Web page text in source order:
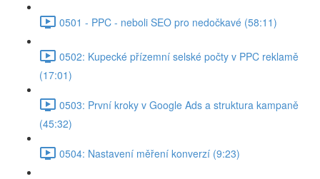
0501 - PPC - neboli SEO pro nedočkavé (58:11)
0502: Kupecké přízemní selské počty v PPC reklamě
(17:01)
0503: První kroky v Google Ads a struktura kampaně
(45:32)
0504: Nastavení měření konverzí (9:23)